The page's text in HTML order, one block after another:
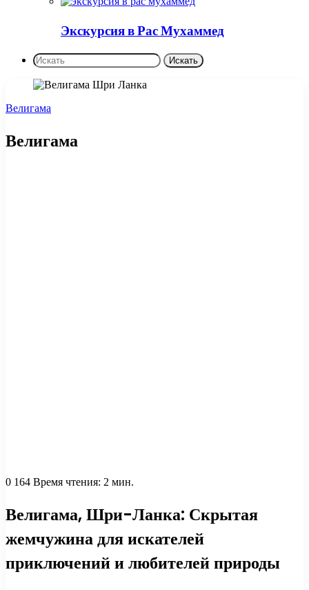
Экскурсия в Рас Мухаммед
Искать
Велигама
Велигама
0 164 Время чтения: 2 мин.
Велигама, Шри-Ланка: Скрытая
жемчужина для искателей
приключений и любителей природы